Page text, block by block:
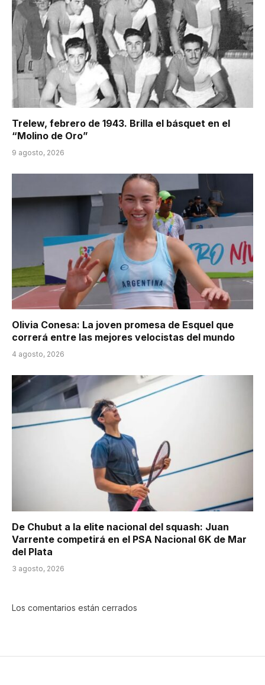
Trelew, febrero de 1943. Brilla el básquet en el
“Molino de Oro”
9 agosto, 2026
Olivia Conesa: La joven promesa de Esquel que
correrá entre las mejores velocistas del mundo
4 agosto, 2026
De Chubut a la elite nacional del squash: Juan
Varrente competirá en el PSA Nacional 6K de Mar
del Plata
3 agosto, 2026
Los comentarios están cerrados